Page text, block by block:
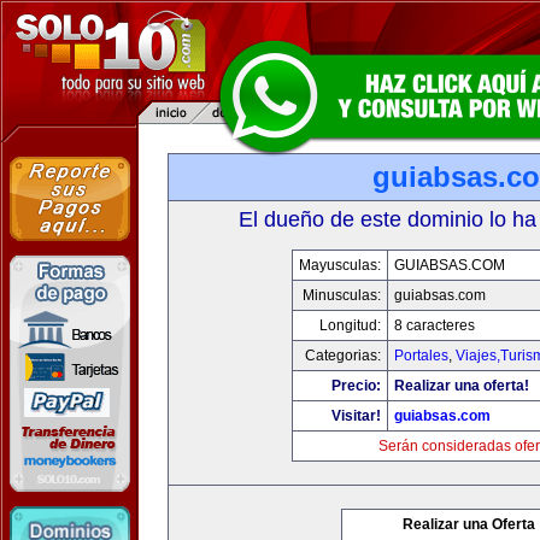
El dueño de este dominio lo
Mayusculas:
GUIABSAS.COM
Minusculas:
guiabsas.com
Longitud:
8 caracteres
Categorias:
Portales,
Precio:
Realizar una oferta!
Visitar!
guiabsas.com
Serán consideradas
Realizar una Oferta